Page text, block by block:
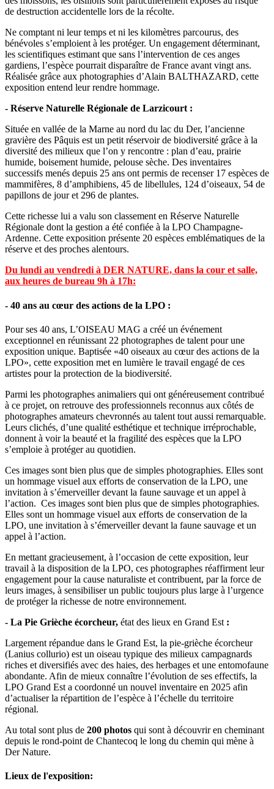
de destruction accidentelle lors de la récolte.
Ne comptant ni leur temps et ni les kilomètres parcourus, des
bénévoles s’emploient à les protéger. Un engagement déterminant,
les scientifiques estimant que sans l’intervention de ces anges
gardiens, l’espèce pourrait disparaître de France avant vingt ans.
Réalisée grâce aux photographies d’Alain BALTHAZARD, cette
exposition entend leur rendre hommage.
- Réserve Naturelle Régionale de Larzicourt :
Située en vallée de la Marne au nord du lac du Der, l’ancienne
gravière des Pâquis est un petit réservoir de biodiversité grâce à la
diversité des milieux que l’on y rencontre : plan d’eau, prairie
humide, boisement humide, pelouse sèche. Des inventaires
successifs menés depuis 25 ans ont permis de recenser 17 espèces de
mammifères, 8 d’amphibiens, 45 de libellules, 124 d’oiseaux, 54 de
papillons de jour et 296 de plantes.
Cette richesse lui a valu son classement en Réserve Naturelle
Régionale dont la gestion a été confiée à la LPO Champagne-
Ardenne. Cette exposition présente 20 espèces emblématiques de la
réserve et des proches alentours.
Du lundi au vendredi à DER NATURE, dans la cour et salle,
aux heures de bureau 9h à 17h:
- 40 ans au cœur des actions de la LPO :
Pour ses 40 ans, L’OISEAU MAG a créé un événement
exceptionnel en réunissant 22 photographes de talent pour une
exposition unique. Baptisée «40 oiseaux au cœur des actions de la
LPO», cette exposition met en lumière le travail engagé de ces
artistes pour la protection de la biodiversité.
Parmi les photographes animaliers qui ont généreusement contribué
à ce projet, on retrouve des professionnels reconnus aux côtés de
photographes amateurs chevronnés au talent tout aussi remarquable.
Leurs clichés, d’une qualité esthétique et technique irréprochable,
donnent à voir la beauté et la fragilité des espèces que la LPO
s’emploie à protéger au quotidien.
Ces images sont bien plus que de simples photographies. Elles sont
un hommage visuel aux efforts de conservation de la LPO, une
invitation à s’émerveiller devant la faune sauvage et un appel à
l’action. Ces images sont bien plus que de simples photographies.
Elles sont un hommage visuel aux efforts de conservation de la
LPO, une invitation à s’émerveiller devant la faune sauvage et un
appel à l’action.
En mettant gracieusement, à l’occasion de cette exposition, leur
travail à la disposition de la LPO, ces photographes réaffirment leur
engagement pour la cause naturaliste et contribuent, par la force de
leurs images, à sensibiliser un public toujours plus large à l’urgence
de protéger la richesse de notre environnement.
- La Pie Grièche écorcheur, état des lieux en Grand Est :
Largement répandue dans le Grand Est, la pie-grièche écorcheur
(Lanius collurio) est un oiseau typique des milieux campagnards
riches et diversifiés avec des haies, des herbages et une entomofaune
abondante. Afin de mieux connaître l’évolution de ses effectifs, la
LPO Grand Est a coordonné un nouvel inventaire en 2025 afin
d’actualiser la répartition de l’espèce à l’échelle du territoire
régional.
Au total sont plus de 200 photos qui sont à découvrir en cheminant
depuis le rond-point de Chantecoq le long du chemin qui mène à
Der Nature.
Lieux de l'exposition: